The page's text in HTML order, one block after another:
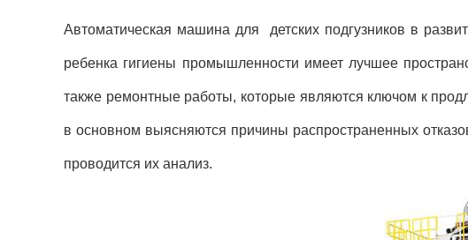
Автоматическая машина для детских подгузников в
ребенка гигиены промышленности имеет лучшее
также ремонтные работы, которые являются ключом к
в основном выясняются причины распространенных
проводится их анализ.